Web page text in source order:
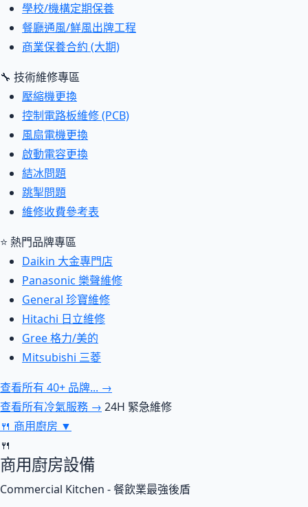
學校/機構定期保養
餐廳通風/鮮風出牌工程
商業保養合約 (大期)
🔧 技術維修專區
壓縮機更換
控制電路板維修 (PCB)
風扇電機更換
啟動電容更換
結冰問題
跳掣問題
維修收費參考表
⭐ 熱門品牌專區
Daikin 大金專門店
Panasonic 樂聲維修
General 珍寶維修
Hitachi 日立維修
Gree 格力/美的
Mitsubishi 三菱
查看所有 40+ 品牌... →
查看所有冷氣服務 → 24H 緊急維修
🍴 商用廚房 ▼
🍴
商用廚房設備
Commercial Kitchen - 餐飲業最強後盾